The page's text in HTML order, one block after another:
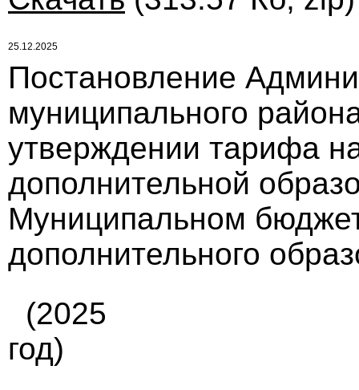
25.12.2025
Постановление
муниципального
утверждении тарифа
дополнительной
Муниципальном
дополнительного
(2025
год)